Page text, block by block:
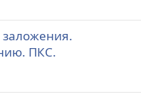
заложения.
ПКС.